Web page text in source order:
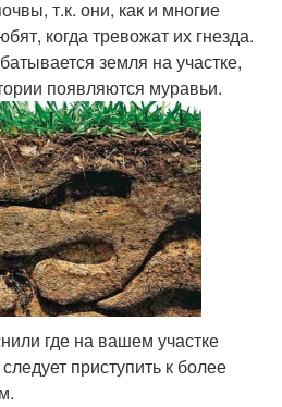
т.к. они, как и многие
когда тревожат их гнезда.
земля на участке,
появляются муравьи.
где на вашем участке
приступить к более